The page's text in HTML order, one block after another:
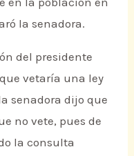
la senadora.
del presidente
vetaría una ley
senadora dijo que
no vete, pues de
la consulta